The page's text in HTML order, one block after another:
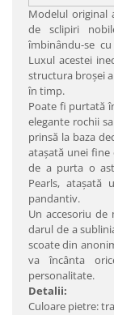
Modelul original
de sclipiri
îmbinându-se
Luxul acestei
structura broşei
în timp.
Poate fi purtată
elegante rochii
prinsă la baza
ataşată unei
de a purta o
Pearls, ataşată
pandantiv.
Un accesoriu
darul de a
scoate din
va încânta
personalitate.
Detalii:
Culoare pietre: